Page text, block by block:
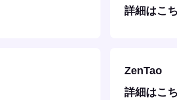
詳細はこ
ZenTao
詳細はこ